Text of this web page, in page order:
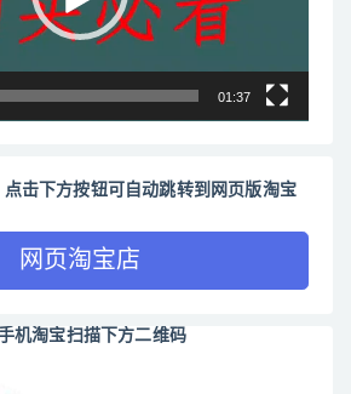
01:37
点击下方按钮可自动跳转到网页版淘宝
网页淘宝店
机淘宝扫描下方二维码